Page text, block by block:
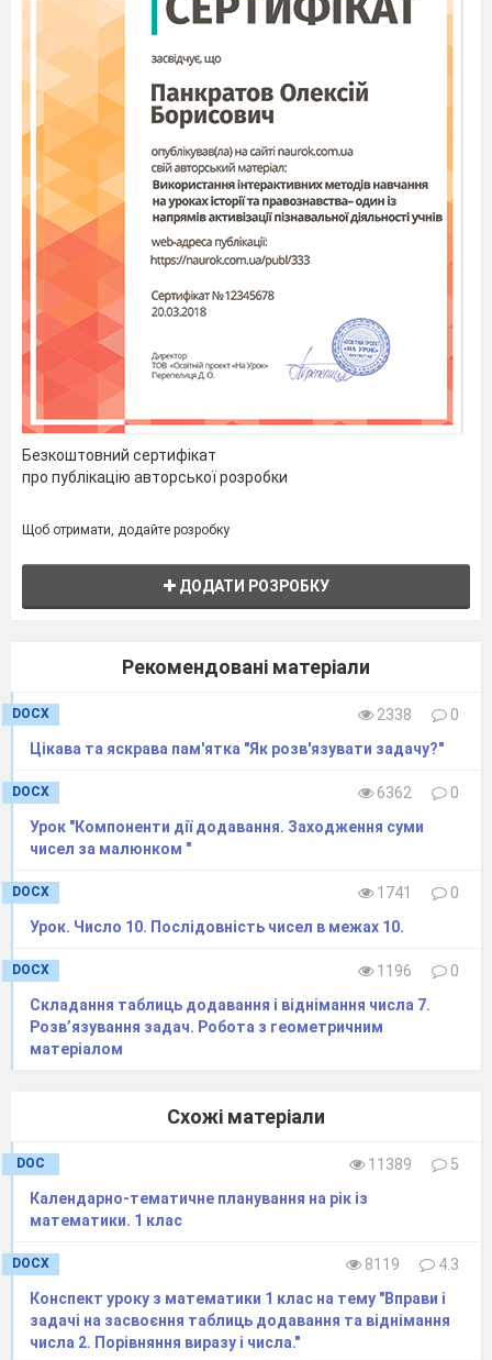
Безкоштовний сертифікат
про публікацію авторської розробки
Щоб отримати, додайте розробку
ДОДАТИ РОЗРОБКУ
Рекомендовані матеріали
DOCX 2338
0
Цікава та яскрава пам'ятка "Як розв'язувати задачу?"
DOCX 6362
0
Урок "Компоненти дії додавання. Заходження суми
чисел за малюнком "
DOCX 1741
0
Урок. Число 10. Послідовність чисел в межах 10.
DOCX 1196
0
Складання таблиць додавання і віднімання числа 7.
Розв’язування задач. Робота з геометричним
матеріалом
Схожі матеріали
DOC 11389
5
Календарно-тематичне планування на рік із
математики. 1 клас
DOCX 8119
4.3
Конспект уроку з математики 1 клас на тему "Вправи і
задачі на засвоєння таблиць додавання та віднімання
числа 2. Порівняння виразу і числа."